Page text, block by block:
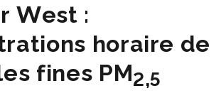
West :
horaire de
fines PM2,5